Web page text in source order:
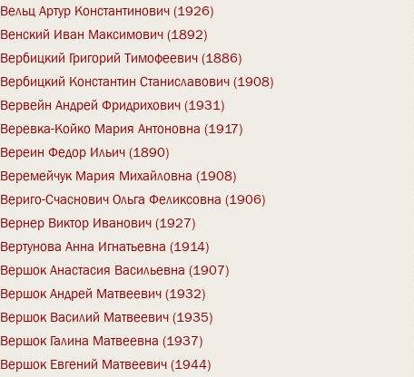
Вельц Артур Константинович (1926)
Венский Иван Максимович (1892)
Вербицкий Григорий Тимофеевич (1886)
Вербицкий Константин Станиславович (1908)
Вервейн Андрей Фридрихович (1931)
Веревка-Койко Мария Антоновна (1917)
Вереин Федор Ильич (1890)
Веремейчук Мария Михайловна (1908)
Вериго-Счаснович Ольга Феликсовна (1906)
Вернер Виктор Иванович (1927)
Вертунова Анна Игнатьевна (1914)
Вершок Анастасия Васильевна (1907)
Вершок Андрей Матвеевич (1932)
Вершок Василий Матвеевич (1935)
Вершок Галина Матвеевна (1937)
Вершок Евгений Матвеевич (1944)